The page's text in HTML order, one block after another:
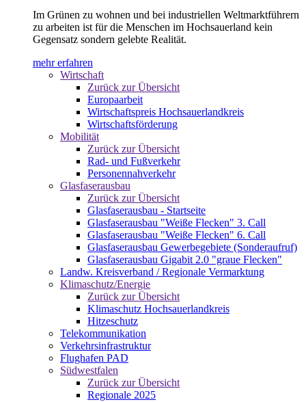
Im Grünen zu wohnen und bei industriellen Weltmarktführern
zu arbeiten ist für die Menschen im Hochsauerland kein
Gegensatz sondern gelebte Realität.
mehr erfahren
Wirtschaft
Zurück zur Übersicht
Europaarbeit
Wirtschaftspreis Hochsauerlandkreis
Wirtschaftsförderung
Mobilität
Zurück zur Übersicht
Rad- und Fußverkehr
Personennahverkehr
Glasfaserausbau
Zurück zur Übersicht
Glasfaserausbau - Startseite
Glasfaserausbau "Weiße Flecken" 3. Call
Glasfaserausbau "Weiße Flecken" 6. Call
Glasfaserausbau Gewerbegebiete (Sonderaufruf)
Glasfaserausbau Gigabit 2.0 "graue Flecken"
Landw. Kreisverband / Regionale Vermarktung
Klimaschutz/Energie
Zurück zur Übersicht
Klimaschutz Hochsauerlandkreis
Hitzeschutz
Telekommunikation
Verkehrsinfrastruktur
Flughafen PAD
Südwestfalen
Zurück zur Übersicht
Regionale 2025